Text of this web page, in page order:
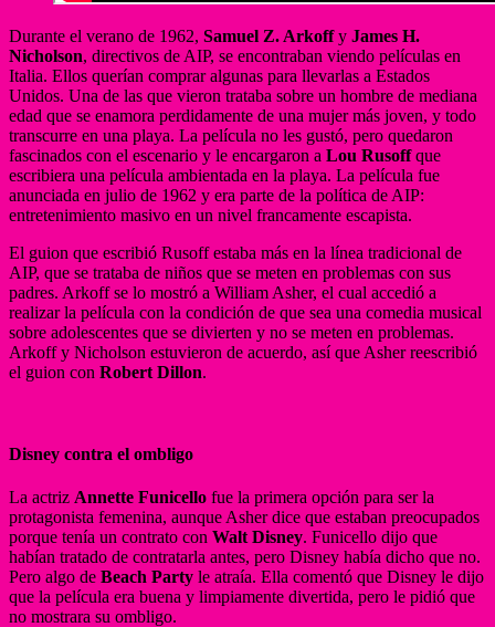
Durante el verano de 1962, Samuel Z. Arkoffy James H.
Nicholson, directivos de AIP, se encontraban viendo películas en
Italia. Ellos querían comprar algunas para llevarlas a Estados
Unidos. Una de las que vieron trataba sobre un hombre de mediana
edad que se enamora perdidamente de una mujer más joven, y todo
transcurre en una playa. La película no les gustó, pero quedaron
fascinados con el escenario y le encargaron a Lou Rusoffque
escribiera una película ambientada en la playa. La película fue
anunciada en julio de 1962 y era parte de la política de AIP:
entretenimiento masivo en un nivel francamente escapista.
El guion que escribió Rusoff estaba más en la línea tradicional de
AIP, que se trataba de niños que se meten en problemas con sus
padres. Arkoff se lo mostró a William Asher, el cual accedió a
realizar la película con la condición de que sea una comedia musical
sobre adolescentes que se divierten y no se meten en problemas.
Arkoff y Nicholson estuvieron de acuerdo, así que Asher reescribió
el guion con Robert Dillon.
Disney contra el ombligo
La actriz Annette Funicello fue la primera opción para ser la
protagonista femenina, aunque Asher dice que estaban preocupados
porque tenía un contrato con Walt Disney. Funicello dijo que
habían tratado de contratarla antes, pero Disney había dicho que no.
Pero algo de Beach Party le atraía. Ella comentó que Disney le dijo
que la película era buena y limpiamente divertida, pero le pidió que
no mostrara su ombligo.